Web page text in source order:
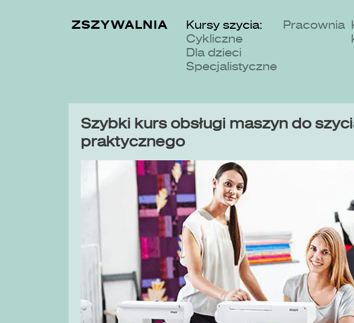
ZSZYWALNIA
Kursy szycia:
Cykliczne
Dla dzieci
Specjalistyczne
Pracownia
Szybki kurs obsługi maszyn do
praktycznego